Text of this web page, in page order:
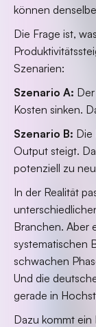
können
Die Frage ist,
Szenarien:
Szenario A:
Kosten sinken.
Szenario B: Die
Output steigt.
potenziell zu
In der Realität
Branchen. Aber
systematischen
schwachen
Und die
gerade in
Dazu kommt